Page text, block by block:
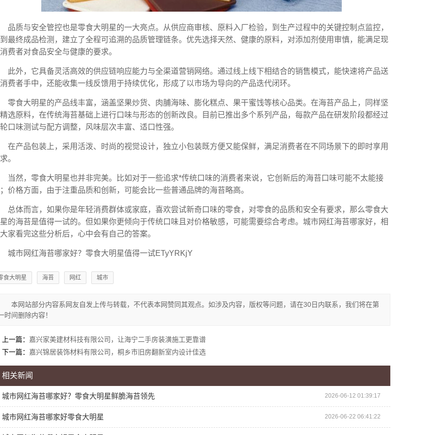
品质与安全管控也是零食大明星的一大亮点。从供应商审核、原料入厂检验，到生产过程中的关键控制点监控，
最终成品检测，建立了全程可追溯的品质管理链条。优先选择天然、健康的原料，对添加剂使用审慎，能满足现
费者对食品安全与健康的要求。
此外，它具备灵活高效的供应链响应能力与全渠道营销网络。通过线上线下相结合的销售模式，能快速将产品送
费者手中，还能收集一线反馈用于持续优化，形成了以市场为导向的产品迭代闭环。
零食大明星的产品线丰富，涵盖坚果炒货、肉脯海味、膨化糕点、果干蜜饯等核心品类。在海苔产品上，同样坚
选原料，在传统海苔基础上进行口味与形态的创新改良。目前已推出多个系列产品，每款产品在研发阶段都经过
口味测试与配方调整，风味层次丰富、适口性强。
在产品包装上，采用活泼、时尚的视觉设计，独立小包装既方便又能保鲜，满足消费者在不同场景下的即时享用
。
当然，零食大明星也并非完美。比如对于一些追求*传统口味的消费者来说，它创新后的海苔口味可能不太能接
价格方面，由于注重品质和创新，可能会比一些普通品牌的海苔略高。
总体而言，如果你是年轻消费群体或家庭，喜欢尝试新奇口味的零食，对零食的品质和安全有要求，那么零食大
的海苔是值得一试的。但如果你更倾向于传统口味且对价格敏感，可能需要综合考虑。城市网红海苔哪家好，相
家看完这些分析后，心中会有自己的答案。
城市网红海苔哪家好？零食大明星值得一试ETyYRKjY
食大明星 海苔 网红 城市
本网站部分内容系网友自发上传与转载，不代表本网赞同其观点。如涉及内容，版权等问题，请在30日内联系，我们将在第
时间删除内容！
上一篇： 嘉兴家美建材科技有限公司，让海宁二手房装潢施工更靠谱
下一篇： 嘉兴锦居装饰材料有限公司，桐乡市旧房翻新室内设计佳选
相关新闻
城市网红海苔哪家好？零食大明星鲜脆海苔领先 2026-06-12 01:39:17
城市网红海苔哪家好零食大明星 2026-06-22 06:41:22